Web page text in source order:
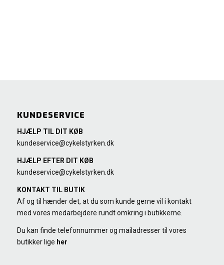
KUNDESERVICE
HJÆLP TIL DIT KØB
kundeservice@cykelstyrken.dk
HJÆLP EFTER DIT KØB
kundeservice@cykelstyrken.dk
KONTAKT TIL BUTIK
Af og til hænder det, at du som kunde gerne vil i kontakt
med vores medarbejdere rundt omkring i butikkerne.
Du kan finde telefonnummer og mailadresser til vores
butikker lige her